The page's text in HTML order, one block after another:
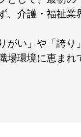
、介護・福祉業
い」や「誇り
場環境に恵まれ